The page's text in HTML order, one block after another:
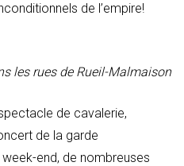
de l’empire!
les rues de Rueil-Malmaison
de cavalerie,
de la garde
end, de nombreuses